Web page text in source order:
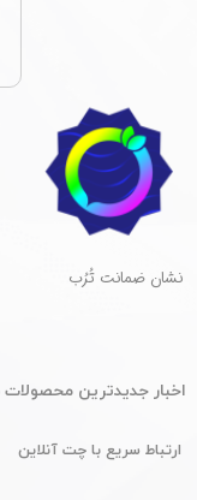
​نشان ضمانت تُرُب
​اخبار جدیدترین محصولات
ارتباط سریع با چت آنلاین